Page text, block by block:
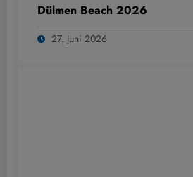
Dülmen Beach 2026
27. Juni 2026